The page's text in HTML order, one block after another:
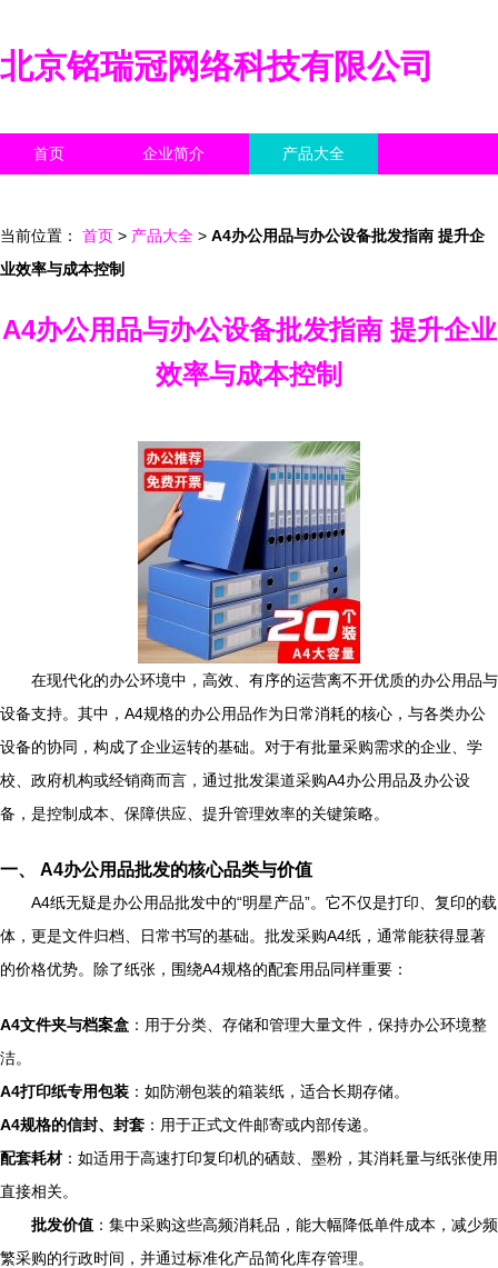
北京铭瑞冠网络科技有限公司
首页 企业简介 产品大全
当前位置： 首页 > 产品大全 > A4办公用品与办公设备批发指南 提升企
业效率与成本控制
A4办公用品与办公设备批发指南 提升企业
效率与成本控制
在现代化的办公环境中，高效、有序的运营离不开优质的办公用品与
设备支持。其中，A4规格的办公用品作为日常消耗的核心，与各类办公
设备的协同，构成了企业运转的基础。对于有批量采购需求的企业、学
校、政府机构或经销商而言，通过批发渠道采购A4办公用品及办公设
备，是控制成本、保障供应、提升管理效率的关键策略。
一、 A4办公用品批发的核心品类与价值
A4纸无疑是办公用品批发中的“明星产品”。它不仅是打印、复印的载
体，更是文件归档、日常书写的基础。批发采购A4纸，通常能获得显著
的价格优势。除了纸张，围绕A4规格的配套用品同样重要：
A4文件夹与档案盒 ：用于分类、存储和管理大量文件，保持办公环境整
洁。
A4打印纸专用包装 ：如防潮包装的箱装纸，适合长期存储。
A4规格的信封、封套 ：用于正式文件邮寄或内部传递。
配套耗材：如适用于高速打印复印机的硒鼓、墨粉，其消耗量与纸张使用
直接相关。
批发价值 ：集中采购这些高频消耗品，能大幅降低单件成本，减少频
繁采购的行政时间，并通过标准化产品简化库存管理。